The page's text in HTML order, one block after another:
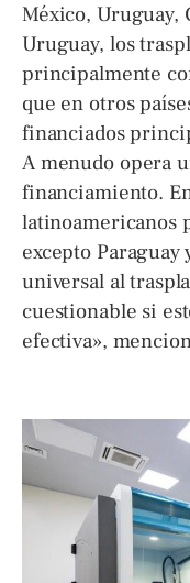
México, Uruguay,
Uruguay, los
principalmente
que en otros
financiados
A menudo opera
financiamiento.
latinoamericanos
excepto Paraguay
universal al
cuestionable si
efectiva»,